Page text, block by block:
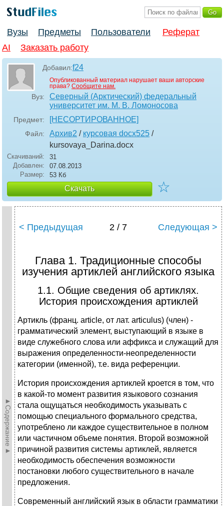
Вузы Предметы Пользователи
Реферат
AI
Заказать работу
Добавил:f24
Опубликованный материал нарушает ваши авторские
права? Сообщите нам.
Вуз:
Северный (Арктический) федеральный
университет им. М. В. Ломоносова
Предмет: [НЕСОРТИРОВАННОЕ]
Файл: Архив2 / курсовая docx525 /
kursovaya_Darina.docx
Скачиваний:
31
Добавлен:
07.08.2013
Размер:
53 Кб
Скачать ☆
►Содержание►
< Предыдущая 2 / 7 Следующая >
Глава 1. Традиционные способы
изучения артиклей английского языка
1.1. Общие сведения об артиклях.
История происхождения артиклей
Артикль (франц. article, от лат. articulus) (член) -
грамматический элемент, выступающий в языке в
виде служебного слова или аффикса и служащий для
выражения определенности-неопределенности
категории (именной), т.е. вида референции.
История происхождения артиклей кроется в том, что
в какой-то момент развития языкового сознания
стала ощущаться необходимость указывать с
помощью специального формального средства,
употреблено ли каждое существительное в полном
или частичном объеме понятия. Второй возможной
причиной развития системы артиклей, является
необходимость обеспечения возможности
постановки любого существительного в начале
предложения.
Современный английский язык в области грамматики